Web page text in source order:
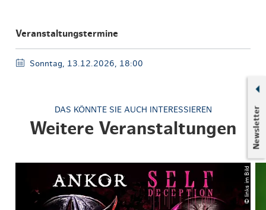
Newsletter
Veranstaltungstermine
Sonntag, 13.12.2026, 18:00
DAS KÖNNTE SIE AUCH INTERESSIEREN
Weitere Veranstaltungen
© links im Bild